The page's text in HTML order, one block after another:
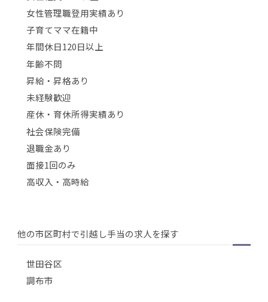
女性管理職登用実績あり
子育てママ在籍中
年間休日120日以上
年齢不問
昇給・昇格あり
未経験歓迎
産休・育休所得実績あり
社会保険完備
退職金あり
面接1回のみ
高収入・高時給
他の市区町村で引越し手当の求人を探す
世田谷区
調布市